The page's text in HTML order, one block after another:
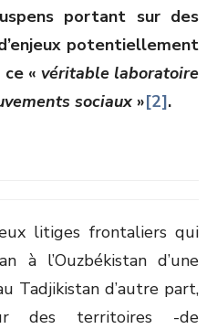
portant sur des
potentiellement
« véritable laboratoire
sociaux »[2].
litiges frontaliers qui
à l’Ouzbékistan d’une
Tadjikistan d’autre part,
des territoires -de